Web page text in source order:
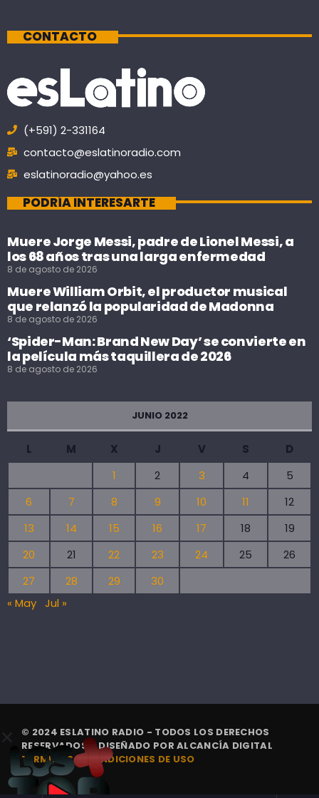
CONTACTO
(+591) 2-331164
contacto@eslatinoradio.com
eslatinoradio@yahoo.es
PODRÍA INTERESARTE
Muere Jorge Messi, padre de Lionel Messi, a
los 68 años tras una larga enfermedad
8 de agosto de 2026
Muere William Orbit, el productor musical
que relanzó la popularidad de Madonna
8 de agosto de 2026
‘Spider-Man: Brand New Day’ se convierte en
la película más taquillera de 2026
8 de agosto de 2026
JUNIO 2022
L M X J V S
D
1
2 3 4
5
6
7 8 9 10 11
12
13
14 15 16 17 18
19
20
21 22 23 24 25
26
27
28 29
30
« May Jul »
© 2024 ESLATINO RADIO - TODOS LOS DERECHOS
RESERVADOS. | DISEÑADO PORALCANCÍA DIGITAL
TÉRMINOS Y CONDICIONES DE USO